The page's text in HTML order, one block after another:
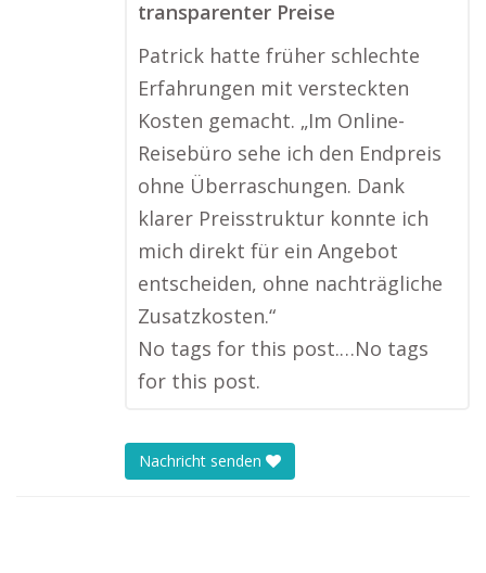
transparenter Preise
Patrick hatte früher schlechte
Erfahrungen mit versteckten
Kosten gemacht. „Im Online-
Reisebüro sehe ich den Endpreis
ohne Überraschungen. Dank
klarer Preisstruktur konnte ich
mich direkt für ein Angebot
entscheiden, ohne nachträgliche
Zusatzkosten.“
No tags for this post.…No tags
for this post.
Nachricht senden